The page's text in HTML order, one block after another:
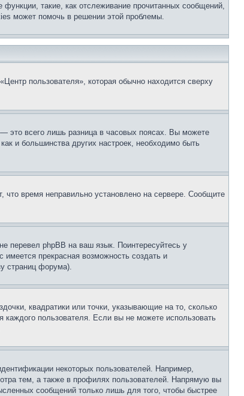
такие, как отслеживание прочитанных сообщений,
может помочь в решении этой проблемы.
пользователя», которая обычно находится сверху
это всего лишь разница в часовых поясах. Вы можете
и большинства других настроек, необходимо быть
что время неправильно установлено на сервере. Сообщите
перевел phpBB на ваш язык. Поинтересуйтесь у
прекрасная возможность создать и
страниц форума).
квадратики или точки, указывающие на то, сколько
пользователя. Если вы не можете использовать
некоторых пользователей. Например,
тем, а также в профилях пользователей. Напрямую вы
сообщений только лишь для того, чтобы быстрее